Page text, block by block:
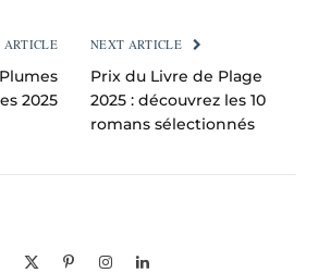
ARTICLE
2025
NEXT ARTICLE
Prix du Livre de Plage
2025 : découvrez les 10
romans sélectionnés
PinterestInstagramLinkedIn